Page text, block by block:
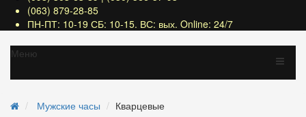
(063) 879-28-85
ПН-ПТ: 10-19 СБ: 10-15. ВС: вых. Online: 24/7
Меню
Мужские часы Кварцевые